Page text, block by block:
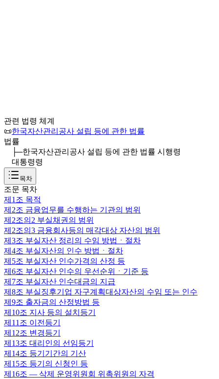
관련 법령 체계
📜한국자산관리공사 설립 등에 관한 법률
법률
├─한국자산관리공사 설립 등에 관한 법률 시행령
대통령령
목차
조문 목차
제1조 목적
제2조 금융업무를 수행하는 기관의 범위
제2조의2 부실채권의 범위
제2조의3 금융회사등의 매각대상 자산의 범위
제3조 부실자산 정리의 수임 방법ㆍ절차
제4조 부실자산의 인수 방법ㆍ절차
제5조 부실자산 인수가격의 산정 등
제6조 부실자산 인수의 우선순위ㆍ기준 등
제7조 부실자산 인수대금의 지급
제8조 부실징후기업 자구계획대상자산의 수임 또는 인수
제9조 출자금의 산정방법 등
제10조 지사 등의 설치등기
제11조 이전등기
제12조 변경등기
제13조 대리인의 선임등기
제14조 등기기간의 기산
제15조 등기의 신청인 등
제16조 — 삭제 운영위원회 위촉위원의 자격